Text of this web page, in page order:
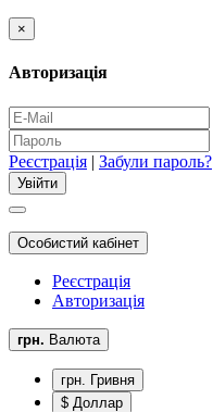
×
Авторизація
Реєстрація | Забули пароль?
Особистий кабінет
Реєстрація
Авторизація
грн. Валюта
грн. Гривня
$ Доллар